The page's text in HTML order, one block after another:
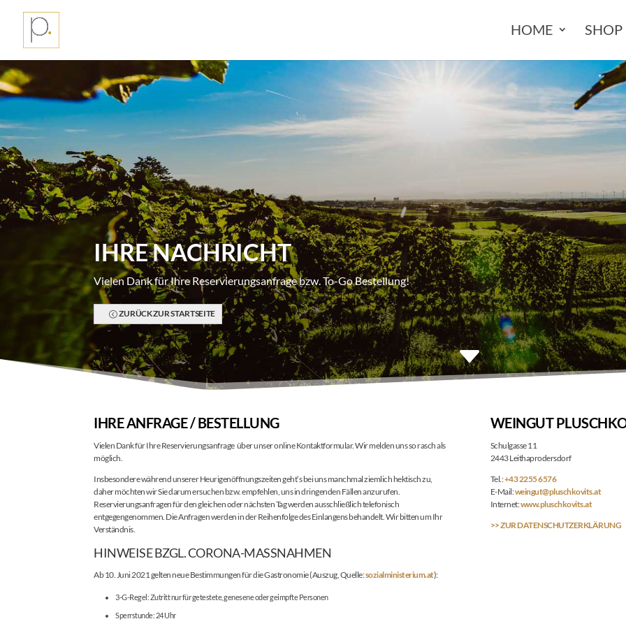
HOME SHOP
IHRE NACHRICHT
Vielen Dank für Ihre Reservierungsanfrage bzw. To-Go Bestellung!
ZURÜCK ZUR STARTSEITE
C
IHRE ANFRAGE / BESTELLUNG
Vielen Dank für Ihre Reservierungsanfrage über unser online Kontaktformular. Wir melden uns so rasch als
möglich.
Insbesondere während unserer Heurigenöffnungszeiten geht’s bei uns manchmal ziemlich hektisch zu,
daher möchten wir Sie darum ersuchen bzw. empfehlen, uns in dringenden Fällen anzurufen.
Reservierungsanfragen für den gleichen oder nächsten Tag werden ausschließlich telefonisch
entgegengenommen. Die Anfragen werden in der Reihenfolge des Einlangens behandelt. Wir bitten um Ihr
Verständnis.
HINWEISE BZGL. CORONA-MASSNAHMEN
Ab 10. Juni 2021 gelten neue Bestimmungen für die Gastronomie (Auszug, Quelle:sozialministerium.at):
3-G-Regel: Zutritt nur für getestete, genesene oder geimpfte Personen
Sperrstunde: 24 Uhr
WEINGUT
Schulgasse 11
2443 Leithaprodersdorf
Tel.:+43 2255 6576
E-Mail:weingut@pluschkovits.at
Internet:www.pluschkovits.at
>> ZUR DATENSCHUTZERKLÄRUNG